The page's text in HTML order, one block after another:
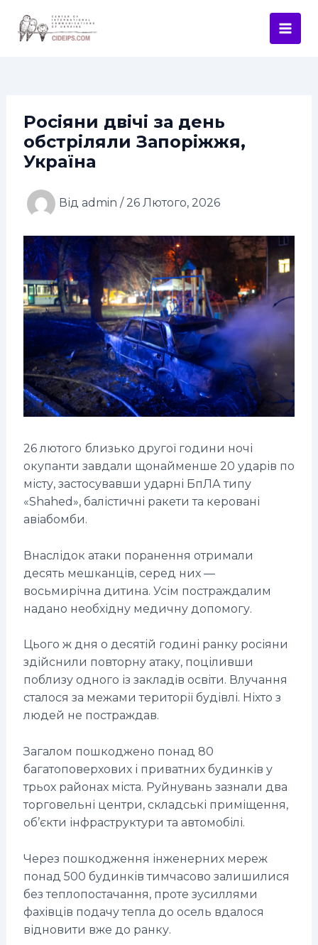
вмісту
Росіяни двічі за день
обстріляли Запоріжжя,
Україна
Від admin / 26 Лютого, 2026
26 лютого близько другої години ночі
окупанти завдали щонайменше 20 ударів по
місту, застосувавши ударні БпЛА типу
«Shahed», балістичні ракети та керовані
авіабомби.
Внаслідок атаки поранення отримали
десять мешканців, серед них —
восьмирічна дитина. Усім постраждалим
надано необхідну медичну допомогу.
Цього ж дня о десятій годині ранку росіяни
здійснили повторну атаку, поціливши
поблизу одного із закладів освіти. Влучання
сталося за межами території будівлі. Ніхто з
людей не постраждав.
Загалом пошкоджено понад 80
багатоповерхових і приватних будинків у
трьох районах міста. Руйнувань зазнали два
торговельні центри, складські приміщення,
об’єкти інфраструктури та автомобілі.
Через пошкодження інженерних мереж
понад 500 будинків тимчасово залишилися
без теплопостачання, проте зусиллями
фахівців подачу тепла до осель вдалося
відновити вже до ранку.
по
запису